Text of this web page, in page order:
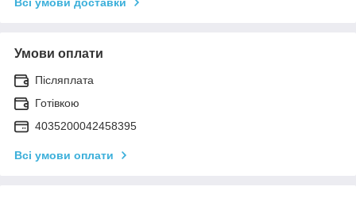
Умови оплати
Післяплата
Готівкою
4035200042458395
Всі умови оплати